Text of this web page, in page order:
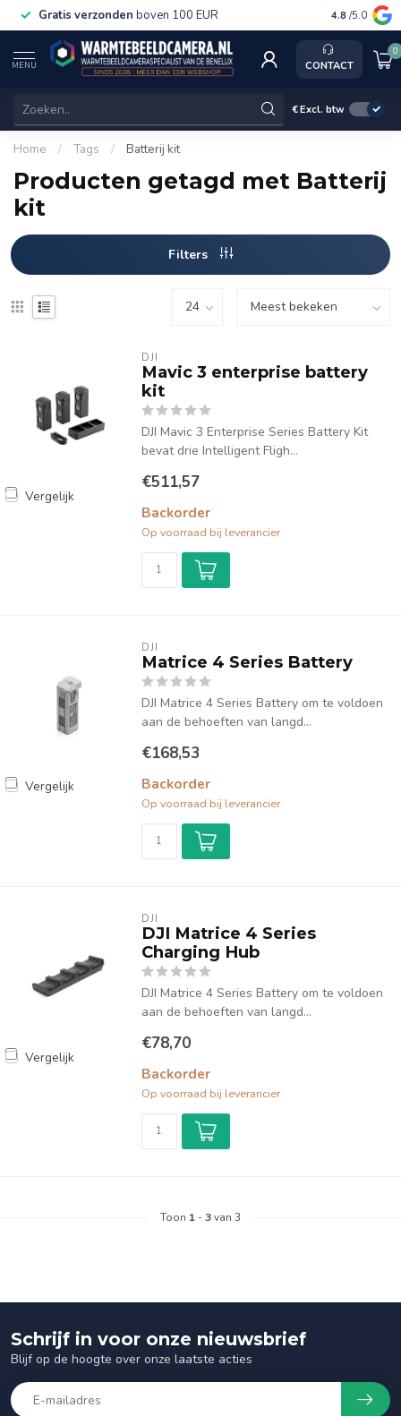
Gratis verzonden boven 100 EUR Service,
4.8 /5.0
MENU CONTACT
0
€Excl. btw
Home / Tags / Batterij kit
Producten getagd met Batterij
kit
Filters
Vergelijk
DJI
Mavic 3 enterprise battery
kit
DJI Mavic 3 Enterprise Series Battery Kit
bevat drie Intelligent Fligh...
€511,57
Backorder
Op voorraad bij leverancier
Vergelijk
DJI
Matrice 4 Series Battery
DJI Matrice 4 Series Battery om te voldoen
aan de behoeften van langd...
€168,53
Backorder
Op voorraad bij leverancier
Vergelijk
DJI
DJI Matrice 4 Series
Charging Hub
DJI Matrice 4 Series Battery om te voldoen
aan de behoeften van langd...
€78,70
Backorder
Op voorraad bij leverancier
Toon 1 -3van 3
Schrijf in voor onze nieuwsbrief
Blijf op de hoogte over onze laatste acties